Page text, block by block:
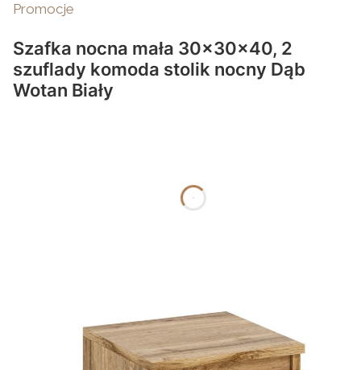
Promocje
Szafka nocna mała 30x30x40, 2
szuflady komoda stolik nocny Dąb
Wotan Biały
godziny